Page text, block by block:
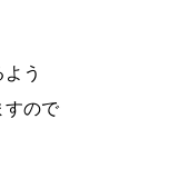
う
すので